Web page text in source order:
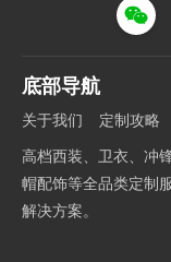
底部导航
关于我们 定制攻略
高档西装、卫衣、冲
帽配饰等全品类定制
解决方案。